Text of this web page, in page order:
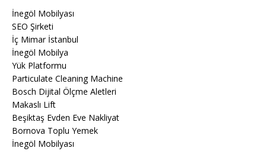
İnegöl Mobilyası
SEO Şirketi
İç Mimar İstanbul
İnegöl Mobilya
Yük Platformu
Particulate Cleaning Machine
Bosch Dijital Ölçme Aletleri
Makaslı Lift
Beşiktaş Evden Eve Nakliyat
Bornova Toplu Yemek
İnegöl Mobilyası